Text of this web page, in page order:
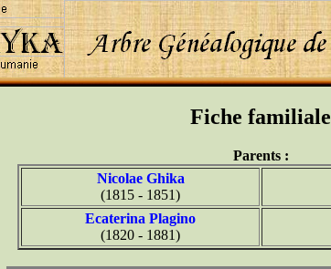
Fiche familiale
Parents :
Nicolae Ghika
(1815 - 1851)
Ecaterina Plagino
(1820 - 1881)